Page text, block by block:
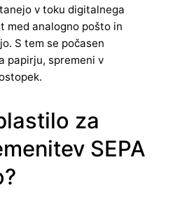
v toku digitalnega
med analogno pošto in
S tem se počasen
papirju, spremeni v
za
SEPA